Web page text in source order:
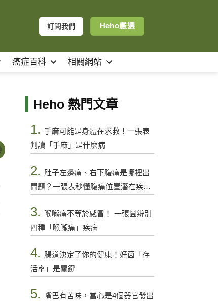
訂閱我們 Heho嚴選
癌症百科 相關網站
Heho 熱門文章
1. 手麻可能是身體在求救！一張表
判讀「手麻」是什麼病
2. 肚子左邊痛、右下腹痛是哪裡出
問題？一張表秒懂腹痛位置潛在疾病
3.
喉嚨痛不等於感冒！ 一張圖辨別
四種「喉嚨痛」疾病
4. 腸道決定了你的健康！好菌「存
活率」是關鍵
5. 嘴巴有苦味，當心是4個器官發出